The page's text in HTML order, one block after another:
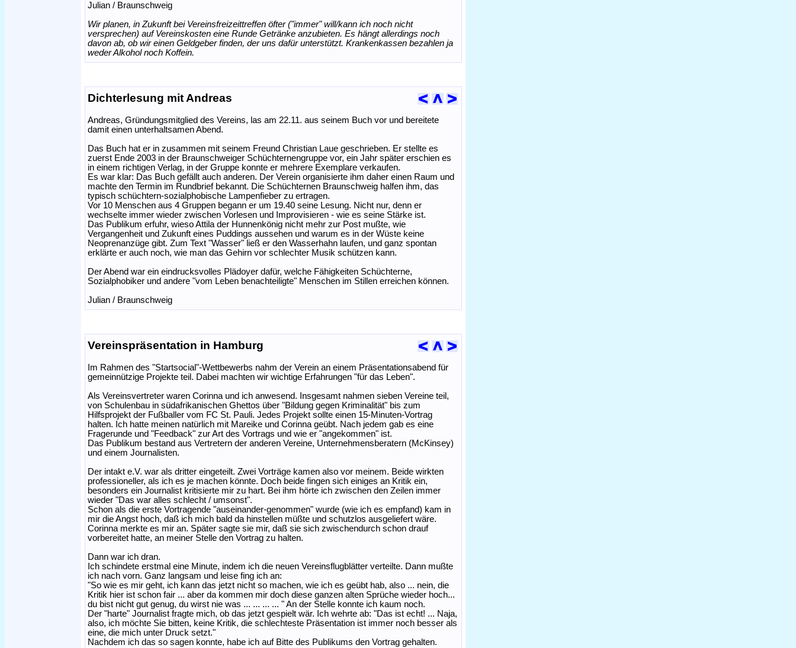
Julian / Braunschweig
Wir planen, in Zukunft bei Vereinsfreizeittreffen öfter ("immer" will/kann ich noch nicht
versprechen) auf Vereinskosten eine Runde Getränke anzubieten. Es hängt allerdings noch
davon ab, ob wir einen Geldgeber finden, der uns dafür unterstützt. Krankenkassen bezahlen ja
weder Alkohol noch Koffein.
Dichterlesung mit Andreas
Andreas, Gründungsmitglied des Vereins, las am 22.11. aus seinem Buch vor und bereitete
damit einen unterhaltsamen Abend.
Das Buch hat er in zusammen mit seinem Freund Christian Laue geschrieben. Er stellte es
zuerst Ende 2003 in der Braunschweiger Schüchternengruppe vor, ein Jahr später erschien es
in einem richtigen Verlag, in der Gruppe konnte er mehrere Exemplare verkaufen.
Es war klar: Das Buch gefällt auch anderen. Der Verein organisierte ihm daher einen Raum und
machte den Termin im Rundbrief bekannt. Die Schüchternen Braunschweig halfen ihm, das
typisch schüchtern-sozialphobische Lampenfieber zu ertragen.
Vor 10 Menschen aus 4 Gruppen begann er um 19.40 seine Lesung. Nicht nur, denn er
wechselte immer wieder zwischen Vorlesen und Improvisieren - wie es seine Stärke ist.
Das Publikum erfuhr, wieso Attila der Hunnenkönig nicht mehr zur Post mußte, wie
Vergangenheit und Zukunft eines Puddings aussehen und warum es in der Wüste keine
Neoprenanzüge gibt. Zum Text "Wasser" ließ er den Wasserhahn laufen, und ganz spontan
erklärte er auch noch, wie man das Gehirn vor schlechter Musik schützen kann.
Der Abend war ein eindrucksvolles Plädoyer dafür, welche Fähigkeiten Schüchterne,
Sozialphobiker und andere "vom Leben benachteiligte" Menschen im Stillen erreichen können.
Julian / Braunschweig
Vereinspräsentation in Hamburg
Im Rahmen des "Startsocial"-Wettbewerbs nahm der Verein an einem Präsentationsabend für
gemeinnützige Projekte teil. Dabei machten wir wichtige Erfahrungen "für das Leben".
Als Vereinsvertreter waren Corinna und ich anwesend. Insgesamt nahmen sieben Vereine teil,
von Schulenbau in südafrikanischen Ghettos über "Bildung gegen Kriminalität" bis zum
Hilfsprojekt der Fußballer vom FC St. Pauli. Jedes Projekt sollte einen 15-Minuten-Vortrag
halten. Ich hatte meinen natürlich mit Mareike und Corinna geübt. Nach jedem gab es eine
Fragerunde und "Feedback" zur Art des Vortrags und wie er "angekommen" ist.
Das Publikum bestand aus Vertretern der anderen Vereine, Unternehmensberatern (McKinsey)
und einem Journalisten.
Der intakt e.V. war als dritter eingeteilt. Zwei Vorträge kamen also vor meinem. Beide wirkten
professioneller, als ich es je machen könnte. Doch beide fingen sich einiges an Kritik ein,
besonders ein Journalist kritisierte mir zu hart. Bei ihm hörte ich zwischen den Zeilen immer
wieder "Das war alles schlecht / umsonst".
Schon als die erste Vortragende "auseinander-genommen" wurde (wie ich es empfand) kam in
mir die Angst hoch, daß ich mich bald da hinstellen müßte und schutzlos ausgeliefert wäre.
Corinna merkte es mir an. Später sagte sie mir, daß sie sich zwischendurch schon drauf
vorbereitet hatte, an meiner Stelle den Vortrag zu halten.
Dann war ich dran.
Ich schindete erstmal eine Minute, indem ich die neuen Vereinsflugblätter verteilte. Dann mußte
ich nach vorn. Ganz langsam und leise fing ich an:
"So wie es mir geht, ich kann das jetzt nicht so machen, wie ich es geübt hab, also ... nein, die
Kritik hier ist schon fair ... aber da kommen mir doch diese ganzen alten Sprüche wieder hoch...
du bist nicht gut genug, du wirst nie was ... ... ... ... " An der Stelle konnte ich kaum noch.
Der "harte" Journalist fragte mich, ob das jetzt gespielt wär. Ich wehrte ab: "Das ist echt! ... Naja,
also, ich möchte Sie bitten, keine Kritik, die schlechteste Präsentation ist immer noch besser als
eine, die mich unter Druck setzt."
Nachdem ich das so sagen konnte, habe ich auf Bitte des Publikums den Vortrag gehalten.